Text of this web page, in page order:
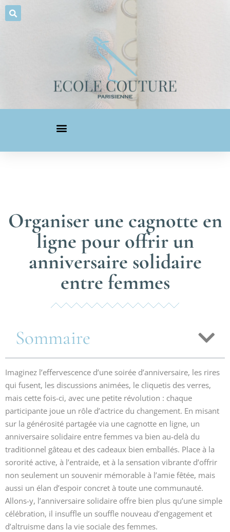
Organiser une cagnotte en
ligne pour offrir un
anniversaire solidaire
entre femmes
Sommaire
Imaginez l’effervescence d’une soirée d’anniversaire, les rires
qui fusent, les discussions animées, le cliquetis des verres,
mais cette fois-ci, avec une petite révolution : chaque
participante joue un rôle d’actrice du changement. En misant
sur la générosité partagée via une cagnotte en ligne, un
anniversaire solidaire entre femmes va bien au-delà du
traditionnel gâteau et des cadeaux bien emballés. Place à la
sororité active, à l’entraide, et à la sensation vibrante d’offrir
non seulement un souvenir mémorable à l’amie fêtée, mais
aussi un élan d’espoir concret à toute une communauté.
Allons-y, l’anniversaire solidaire offre bien plus qu’une simple
célébration, il insuffle un souffle nouveau d’engagement et
d’altruisme dans la vie sociale des femmes.